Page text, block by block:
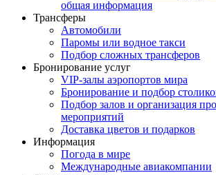
общая информация
Трансферы
Автомобили
Паромы или водное такси
Подбор сложных трансферов
Бронирование услуг
VIP-залы аэропортов мира
Бронирование и подбор
Подбор залов и организация
мероприятий
Доставка цветов и подарков
Информация
Погода в мире
Международные авиакомпании